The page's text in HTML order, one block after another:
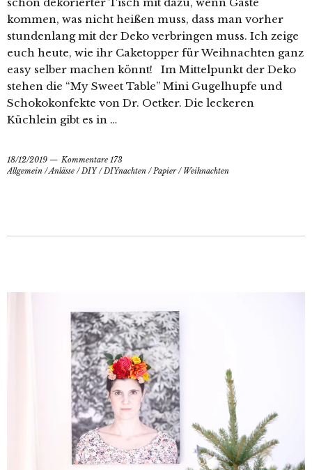
kommen, was nicht heißen muss, dass man vorher
stundenlang mit der Deko verbringen muss. Ich zeige
euch heute, wie ihr Caketopper für Weihnachten ganz
easy selber machen könnt! Im Mittelpunkt der Deko
stehen die “My Sweet Table” Mini Gugelhupfe und
Schokokonfekte von Dr. Oetker. Die leckeren
Küchlein gibt es in …
18/12/2019
Kommentare 173
Allgemein /Anlässe /DIY/DIYnachten /Papier/ Weihnachten